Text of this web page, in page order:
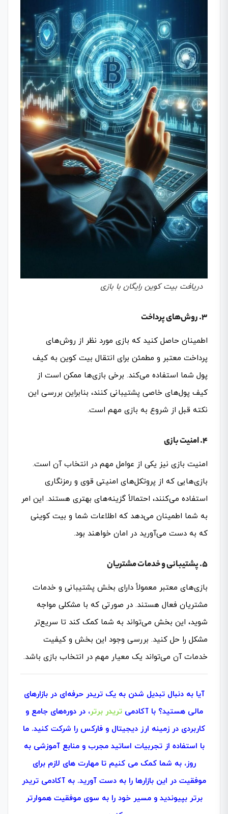
دریافت بیت کوین رایگان با بازی
3. روش‌های پرداخت
اطمینان حاصل کنید که بازی مورد نظر از روش‌های
پرداخت معتبر و مطمئن برای انتقال بیت کوین به کیف
پول شما استفاده می‌کند. برخی بازی‌ها ممکن است از
کیف پول‌های خاصی پشتیبانی کنند، بنابراین بررسی این
نکته قبل از شروع به بازی مهم است.
4. امنیت بازی
امنیت بازی نیز یکی از عوامل مهم در انتخاب آن است.
بازی‌هایی که از پروتکل‌های امنیتی قوی و رمزنگاری
استفاده می‌کنند، احتمالاً گزینه‌های بهتری هستند. این امر
به شما اطمینان می‌دهد که اطلاعات شما و بیت کوینی
که به دست می‌آورید در امان خواهند بود.
5. پشتیبانی و خدمات مشتریان
بازی‌های معتبر معمولاً دارای بخش پشتیبانی و خدمات
مشتریان فعال هستند. در صورتی که با مشکلی مواجه
شوید، این بخش می‌تواند به شما کمک کند تا سریع‌تر
مشکل را حل کنید. بررسی وجود این بخش و کیفیت
خدمات آن می‌تواند یک معیار مهم در انتخاب بازی باشد.
آیا به دنبال تبدیل شدن به یک تریدر حرفه‌ای در بازارهای
مالی هستید؟ با آکادمیتریدر برتر، در دوره‌های جامع و
کاربردی در زمینه ارز دیجیتال و فارکس را شرکت کنید. ما
با استفاده از تجربیات اساتید مجرب و منابع آموزشی به‌
روز، به شما کمک می‌ کنیم تا مهارت‌ های لازم برای
موفقیت در این بازارها را به دست آورید. به آکادمی تریدر
برتر بپیوندید و مسیر خود را به سوی موفقیت هموارتر